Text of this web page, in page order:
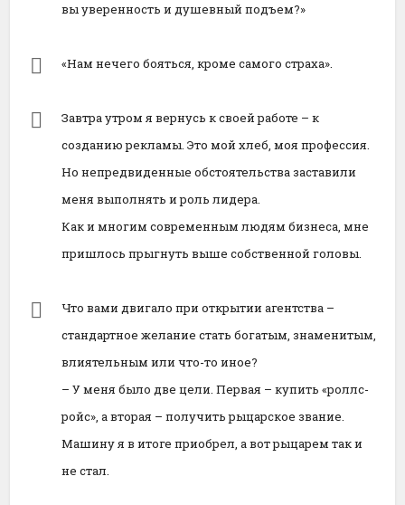
вы уверенность и душевный подъем?»
«Нам нечего бояться, кроме самого страха».
Завтра утром я вернусь к своей работе – к
созданию рекламы. Это мой хлеб, моя профессия.
Но непредвиденные обстоятельства заставили
меня выполнять и роль лидера.
Как и многим современным людям бизнеса, мне
пришлось прыгнуть выше собственной головы.
Что вами двигало при открытии агентства –
стандартное желание стать богатым, знаменитым,
влиятельным или что-то иное?
– У меня было две цели. Первая – купить «роллс-
ройс», а вторая – получить рыцарское звание.
Машину я в итоге приобрел, а вот рыцарем так и
не стал.